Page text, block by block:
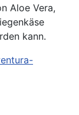
Aloe Vera,
kann.